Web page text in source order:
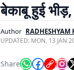
बेकाबू हुई
Author RADHESHYAM
UPDATED: MON, 13 JAN
Share